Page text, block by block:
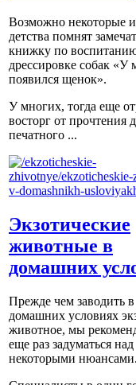
Возможно некоторые
детства помнят
книжку по
дрессировке собак «У
появился щенок».
У многих, тогда еще
восторг от прочтения
печатного ...
Экзотические
животные в
домашних
Прежде чем заводить в
домашних условиях
животное, мы
еще раз задуматься над
некоторыми нюансами.